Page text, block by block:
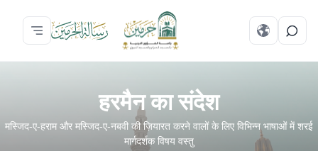
हरमैन का संदेश
मस्जिद-ए-हराम और मस्जिद-ए-नबवी की ज़ियारत करने वालों के लिए विभिन्न भाषाओं में शरई
मार्गदर्शक विषय वस्तु